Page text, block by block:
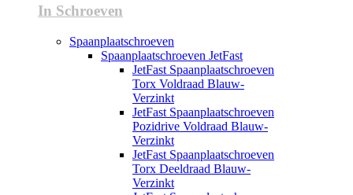
In Schroeven
Spaanplaatschroeven
Spaanplaatschroeven JetFast
JetFast Spaanplaatschroeven
Torx Voldraad Blauw-
Verzinkt
JetFast Spaanplaatschroeven
Pozidrive Voldraad Blauw-
Verzinkt
JetFast Spaanplaatschroeven
Torx Deeldraad Blauw-
Verzinkt